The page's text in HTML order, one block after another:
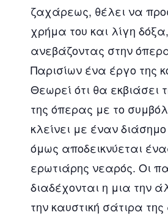
ζαχάρεως, θέλει να
χρήμα του και λίγη δόξα,
ανεβάζοντας στην
Παρισίων ένα έργο της
Θεωρεί ότι θα εκβιάσει
της όπερας με το
κλείνει με έναν
όμως αποδεικνύεται
ερωτιάρης νεαρός. Οι
διαδέχονται η μια την
την καυστική σάτιρα της